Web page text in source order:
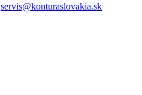
servis@konturaslovakia.sk